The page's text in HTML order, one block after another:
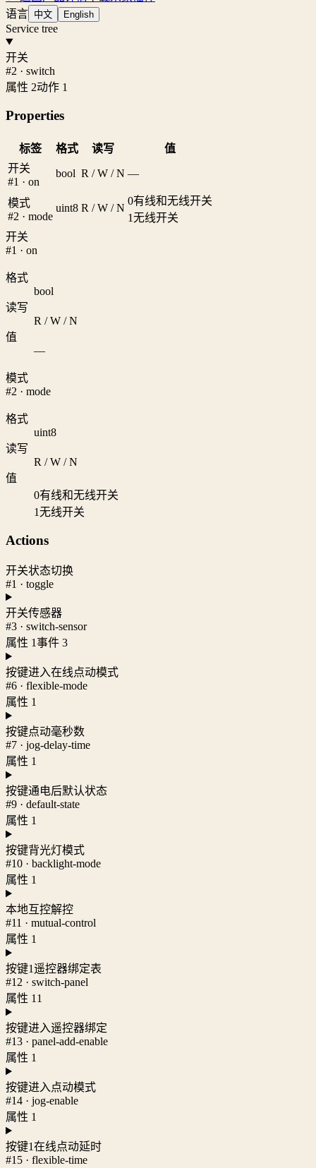
语言 中文 English
Service tree
开关
#2 · switch
属性 2动作 1
Properties
标签 格式 读写
值
开关
#1 · on
bool R / W / N —
模式
#2 · mode
uint8 R / W / N
0有线和无线开关
1无线开关
开关
#1 · on
格式
bool
读写
R / W / N
值
—
模式
#2 · mode
格式
uint8
读写
R / W / N
值
0有线和无线开关
1无线开关
Actions
开关状态切换
#1 · toggle
开关传感器
#3 · switch-sensor
属性 1事件 3
按键进入在线点动模式
#6 · flexible-mode
属性 1
按键点动毫秒数
#7 · jog-delay-time
属性 1
按键通电后默认状态
#9 · default-state
属性 1
按键背光灯模式
#10 · backlight-mode
属性 1
本地互控解控
#11 · mutual-control
属性 1
按键1遥控器绑定表
#12 · switch-panel
属性 11
按键进入遥控器绑定
#13 · panel-add-enable
属性 1
按键进入点动模式
#14 · jog-enable
属性 1
按键1在线点动延时
#15 · flexible-time